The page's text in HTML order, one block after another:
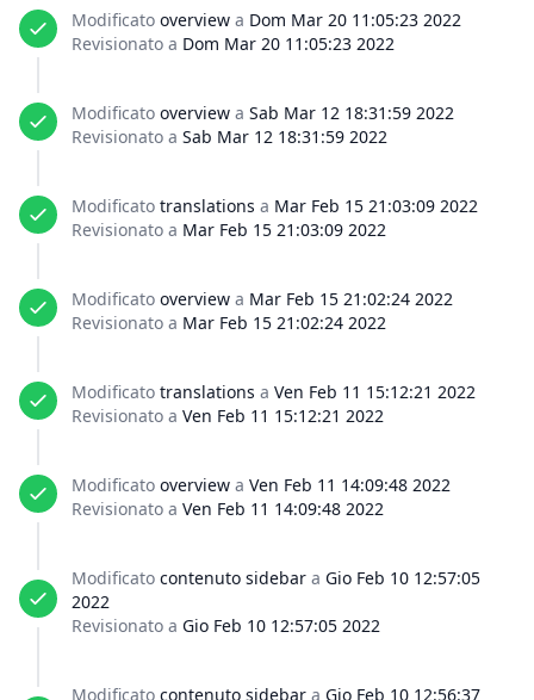
Modificato overview a Dom Mar 20 11:05:23 2022
Revisionato a Dom Mar 20 11:05:23 2022
Modificato overview a Sab Mar 12 18:31:59 2022
Revisionato a Sab Mar 12 18:31:59 2022
Modificato translations a Mar Feb 15 21:03:09 2022
Revisionato a Mar Feb 15 21:03:09 2022
Modificato overview a Mar Feb 15 21:02:24 2022
Revisionato a Mar Feb 15 21:02:24 2022
Modificato translations a Ven Feb 11 15:12:21 2022
Revisionato a Ven Feb 11 15:12:21 2022
Modificato overview a Ven Feb 11 14:09:48 2022
Revisionato a Ven Feb 11 14:09:48 2022
Modificato contenuto sidebar a Gio Feb 10 12:57:05
2022
Revisionato a Gio Feb 10 12:57:05 2022
Modificato contenuto sidebar a Gio Feb 10 12:56:37